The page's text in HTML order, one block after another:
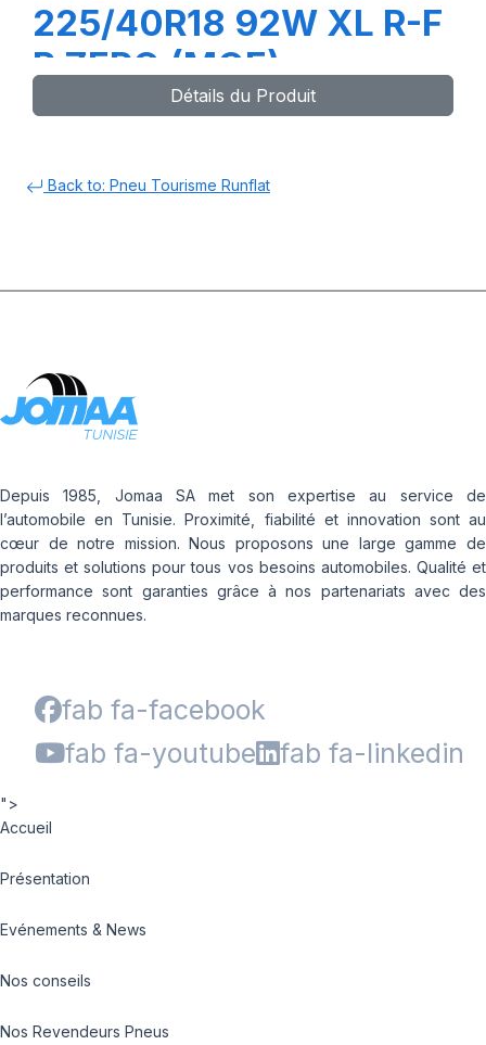
225/40R18 92W XL R-F
P ZERO (MOE)
Détails du Produit
Back to: Pneu Tourisme Runflat
Depuis 1985, Jomaa SA met son expertise au service de
l’automobile en Tunisie. Proximité, fiabilité et innovation sont au
cœur de notre mission. Nous proposons une large gamme de
produits et solutions pour tous vos besoins automobiles. Qualité et
performance sont garanties grâce à nos partenariats avec des
marques reconnues.
fab fa-facebook
fab fa-youtube
fab fa-linkedin
">
Accueil
Présentation
Evénements & News
Nos conseils
Nos Revendeurs Pneus